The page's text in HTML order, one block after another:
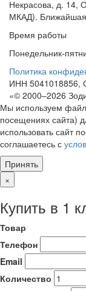
Некрасова, д. 14,
МКАД). Ближайшая
Время работы
Понедельник-
Политика
ИНН 5041018856,
«© 2000–2026
Мы используем
посещениях сайта)
использовать сайт
соглашаетесь с
Принять
×
Купить в 1
Товар
Телефон
Email
Количество